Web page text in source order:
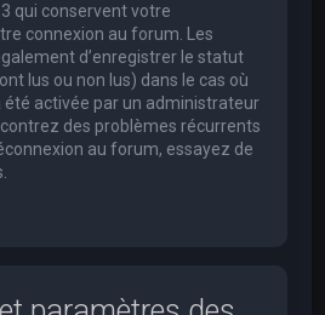
qui conservent votre
connexion au forum. Les
d’enregistrer le statut
lus ou non lus) dans le cas où
activée par un administrateur
des problèmes récurrents
au forum, essayez de